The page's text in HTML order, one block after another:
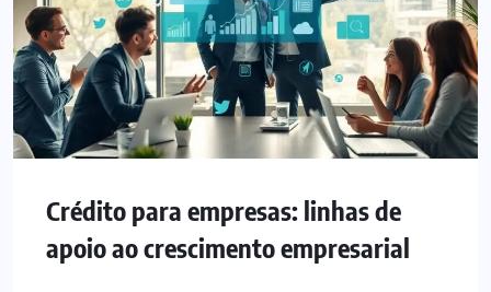
Crédito para empresas: linhas de
apoio ao crescimento empresarial